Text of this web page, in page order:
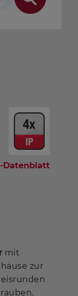
Datenblatt
mit
zur